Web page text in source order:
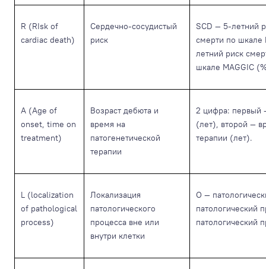
R (RIsk of
cardiac death)
Сердечно-сосудистый
риск
SCD — 5-летний
смерти по шкале
летний риск
шкале MAGGIC
A (Age of
onset, time on
treatment)
Возраст дебюта и
время на
патогенетической
терапии
2 цифра: первый
(лет), второй —
терапии (лет).
L (localization
of pathological
process)
Локализация
патологического
процесса вне или
внутри клетки
O —
патологический
патологический